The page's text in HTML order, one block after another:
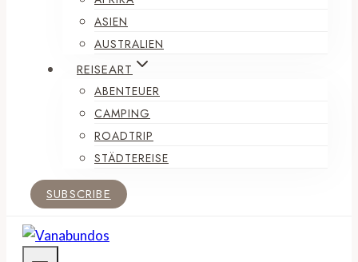
ASIEN
AUSTRALIEN
REISEART
ABENTEUER
CAMPING
ROADTRIP
STÄDTEREISE
SUBSCRIBE